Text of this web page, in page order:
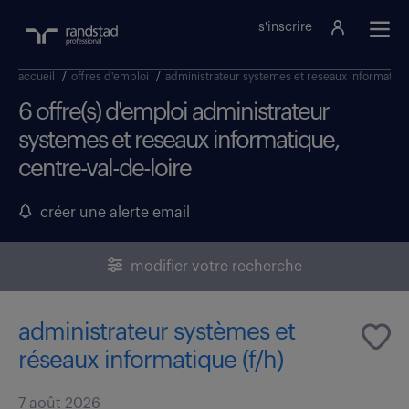
s'inscrire
accueil / offres d'emploi / administrateur systemes et reseaux
6 offre(s) d'emploi administrateur
systemes et reseaux informatique,
centre-val-de-loire
créer une alerte email
modifier votre recherche
administrateur systèmes et
réseaux informatique (f/h)
7 août 2026